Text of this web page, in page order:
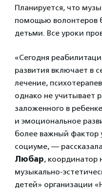
Планируется, что
помощью волонтеров
детьми. Все уроки
«Сегодня
развития включает в
лечение,
однако не учитывает
заложенного в
и эмоциональное
более важный фактор
социуме, —
Любар, координатор
музыкально-
детей» организации